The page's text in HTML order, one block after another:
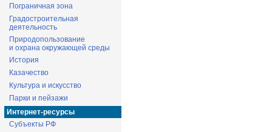
Пограничная зона
Градостроительная
деятельность
Природопользование
и охрана окружающей среды
История
Казачество
Культура и искусство
Парки и пейзажи
Интернет-ресурсы
Субъекты РФ